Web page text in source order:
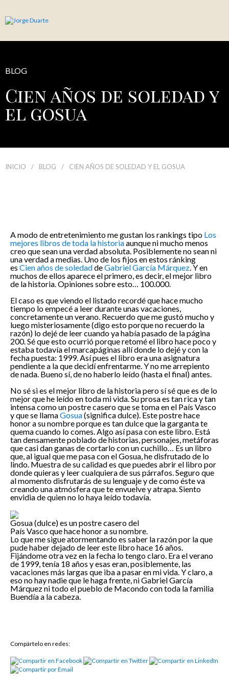
BLOG
Cien años de soledad y
el gosua
INICIO / BLOG / CIEN AÑOS DE SOLEDAD Y EL GOSUA
A modo de entretenimiento me gustan los rankings tipo Los
mejores libros de toda la historiaaunque ni mucho menos
creo que sean una verdad absoluta. Posiblemente no sean ni
una verdad a medias. Uno de los fijos en estos ránking
es Cien años de soledaddeGabriel García Márquez. Y en
muchos de ellos aparece el primero, es decir, el mejor libro
de la historia. Opiniones sobre esto… 100.000.
El caso es que viendo el listado recordé que hace mucho
tiempo lo empecé a leer durante unas vacaciones,
concretamente un verano. Recuerdo que me gustó mucho y
luego misteriosamente (digo esto porque no recuerdo la
razón) lo dejé de leer cuando ya había pasado de la página
200. Sé que esto ocurrió porque retomé el libro hace poco y
estaba todavía el marcapáginas allí donde lo dejé y con la
fecha puesta: 1999. Así pues el libro era una asignatura
pendiente a la que decidí enfrentarme. Y no me arrepiento
de nada. Bueno sí, de no haberlo leído (hasta el final) antes.
No sé si es el mejor libro de la historia pero sí sé que es de lo
mejor que he leído en toda mi vida. Su prosa es tan rica y tan
intensa como un postre casero que se toma en el País Vasco
y que se llamaGosua(significa dulce). Este postre hace
honor a su nombre porque es tan dulce que la garganta te
quema cuando lo comes. Algo así pasa con este libro. Está
tan densamente poblado de historias, personajes, metáforas
que casi dan ganas de cortarlo con un cuchillo… Es un libro
que, al igual que me pasa con el Gosua, he disfrutado de lo
lindo. Muestra de su calidad es que puedes abrir el libro por
donde quieras y leer cualquiera de sus párrafos. Seguro que
al momento disfrutarás de su lenguaje y de como éste va
creando una atmósfera que te envuelve y atrapa. Siento
envidia de quien no lo haya leído todavía.
Gosua (dulce) es un postre casero del
País Vasco que hace honor a su nombre.
Lo que me sigue atormentando es saber la razón por la que
pude haber dejado de leer este libro hace 16 años.
Fijándome otra vez en la fecha lo tengo claro. Era el verano
de 1999, tenía 18 años y esas eran, posiblemente, las
vacaciones más largas que iba a pasar en mi vida. Y claro, a
eso no hay nadie que le haga frente, ni Gabriel García
Márquez ni todo el pueblo de Macondo con toda la familia
Buendía a la cabeza.
Compártelo en redes:
Información
Política de privacidad
Responsable: